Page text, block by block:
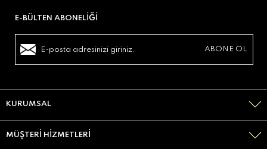
E-BÜLTEN ABONELIĞI
KURUMSAL
MÜŞTERI HIZMETLERI